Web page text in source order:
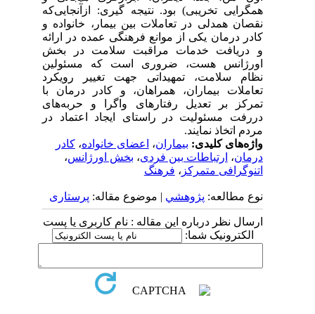
همگرایی تخریبی) بود. نتیجه­ گیری: ازآنجایی‌که
نقصان همدلی در تعاملات بین بیمار، خانواده و
کادر درمان یکی از موانع فرهنگی عمده در ارائه
و دریافت خدمات مراقبت سلامت در بخش
اورژانس هست، ضروری است که مسئولین
نظام سلامت، تمهیداتی جهت تغییر رویکرد
تعاملات بیماران، همراهان، و کادر درمان با
تمرکز بر تعدیل رفتارهای واگرا و حربه‌های
دررفت مسئولیت در راستای ایجاد اعتماد در
مردم اتخاذ نمایند.
واژه‌های کلیدی:بیماران ،اعضای خانواده،کادر
درمان،ارتباطات بین فردی،بخش اورژانس،
اتنوگرافی متمرکز، فرهنگ
نوع مطالعه:پژوهشي| موضوع مقاله:پرستاری
ارسال نظر درباره این مقاله : نام کاربری یا پست
الکترونیک شما: